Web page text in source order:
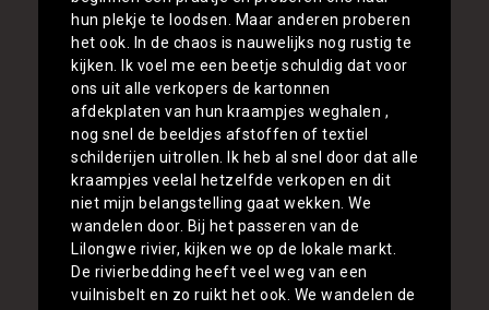
hun plekje te loodsen. Maar anderen proberen
het ook. In de chaos is nauwelijks nog rustig te
kijken. Ik voel me een beetje schuldig dat voor
ons uit alle verkopers de kartonnen
afdekplaten van hun kraampjes weghalen ,
nog snel de beeldjes afstoffen of textiel
schilderijen uitrollen. Ik heb al snel door dat alle
kraampjes veelal hetzelfde verkopen en dit
niet mijn belangstelling gaat wekken. We
wandelen door. Bij het passeren van de
Lilongwe rivier, kijken we op de lokale markt.
De rivierbedding heeft veel weg van een
vuilnisbelt en zo ruikt het ook. We wandelen de